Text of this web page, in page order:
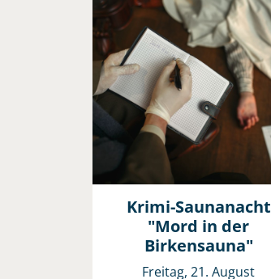
Krimi-Saunanacht
"Mord in der
Birkensauna"
Freitag, 21. August